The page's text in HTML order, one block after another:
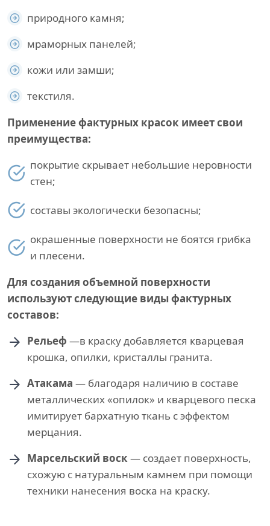
природного камня;
мраморных панелей;
кожи или замши;
текстиля.
Применение фактурных красок имеет свои
преимущества:
покрытие скрывает небольшие неровности
стен;
составы экологически безопасны;
окрашенные поверхности не боятся грибка
и плесени.
Для создания объемной поверхности
используют следующие виды фактурных
составов:
Рельеф —в краску добавляется кварцевая
крошка, опилки, кристаллы гранита.
Атакама — благодаря наличию в составе
металлических «опилок» и кварцевого песка
имитирует бархатную ткань с эффектом
мерцания.
Марсельский воск— создает поверхность,
схожую с натуральным камнем при помощи
техники нанесения воска на краску.